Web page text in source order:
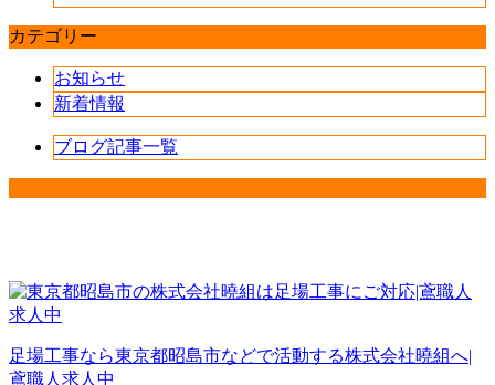
カテゴリー
お知らせ
新着情報
ブログ記事一覧
足場工事なら東京都昭島市などで活動する株式会社曉組へ|
鳶職人求人中